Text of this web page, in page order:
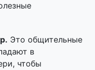
Это общительные
в
чтобы